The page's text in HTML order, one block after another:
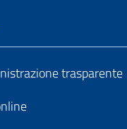
trasparente